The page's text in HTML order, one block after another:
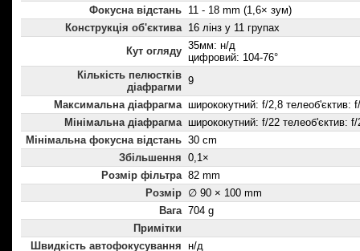
Фокусна відстань 11 - 18 mm (1,6× зум)
Конструкція об'єктива 16 лінз у 11 групах
Кут огляду 35мм: н/д
цифровий: 104-76°
Кількість пелюстків
діафрагми
9
Максимальна діафрагма ширококутний: f/2,8 телеоб'єктив:
Мінімальна діафрагма ширококутний: f/22 телеоб'єктив: f/
Мінімальна фокусна відстань 30 cm
Збільшення 0,1×
Розмір фільтра 82 mm
Розмір ∅ 90 × 100 mm
Вага 704 g
Примітки
Швидкість автофокусування н/д